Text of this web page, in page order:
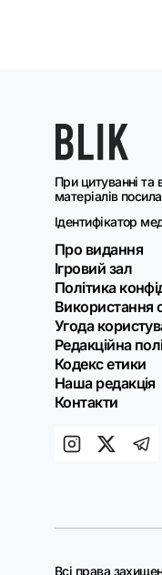
При цитуванні та
матеріалів
Ідентифікатор
Про видання
Ігровий зал
Політика
Використання
Угода
Редакційна
Кодекс етики
Наша редакція
Контакти
Всі права